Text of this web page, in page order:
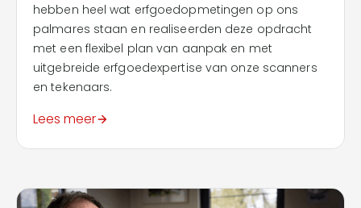
hebben heel wat erfgoedopmetingen op ons
palmares staan en realiseerden deze opdracht
met een flexibel plan van aanpak en met
uitgebreide erfgoedexpertise van onze scanners
en tekenaars.
Lees meer